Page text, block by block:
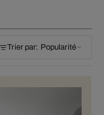
Trier par: Popularité